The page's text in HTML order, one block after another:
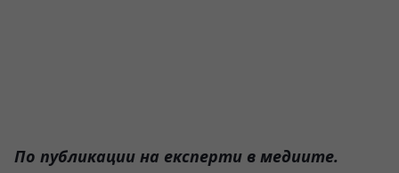
По публикации на експерти в медиите.